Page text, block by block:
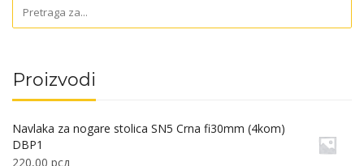
Proizvodi
Navlaka za nogare stolica SN5 Crna fi30mm (4kom)
DBP1
220,00 рсд